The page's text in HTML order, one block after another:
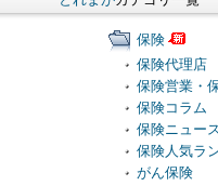
保険
保険代理店
保険営業・
保険コラム
保険ニュース
保険人気ラ
がん保険